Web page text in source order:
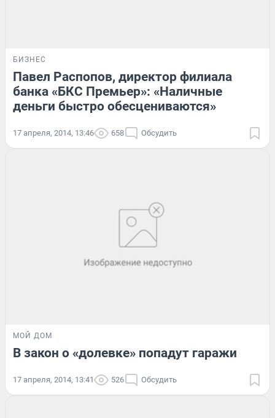
БИЗНЕС
Павел Распопов, директор филиала
банка «БКС Премьер»: «Наличные
деньги быстро обесцениваются»
17 апреля, 2014, 13:46 658 Обсудить
МОЙ ДОМ
В закон о «долевке» попадут гаражи
17 апреля, 2014, 13:41 526 Обсудить